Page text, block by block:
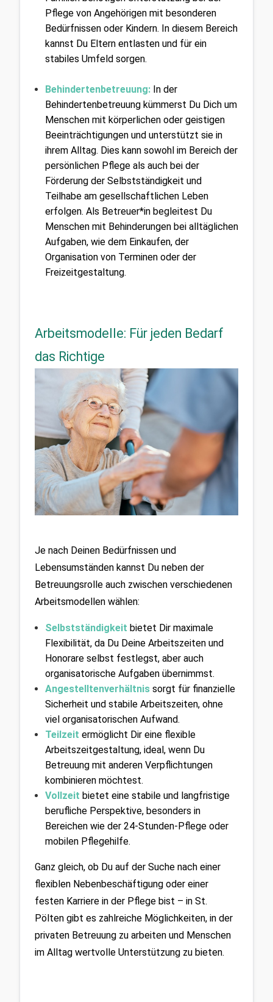
Pflege von Angehörigen mit besonderen
Bedürfnissen oder Kindern. In diesem Bereich
kannst Du Eltern entlasten und für ein
stabiles Umfeld sorgen.
Behindertenbetreuung: In der
Behindertenbetreuung kümmerst Du Dich um
Menschen mit körperlichen oder geistigen
Beeinträchtigungen und unterstützt sie in
ihrem Alltag. Dies kann sowohl im Bereich der
persönlichen Pflege als auch bei der
Förderung der Selbstständigkeit und
Teilhabe am gesellschaftlichen Leben
erfolgen. Als Betreuer*in begleitest Du
Menschen mit Behinderungen bei alltäglichen
Aufgaben, wie dem Einkaufen, der
Organisation von Terminen oder der
Freizeitgestaltung.
Arbeitsmodelle: Für jeden Bedarf
das Richtige
Je nach Deinen Bedürfnissen und
Lebensumständen kannst Du neben der
Betreuungsrolle auch zwischen verschiedenen
Arbeitsmodellen wählen:
Selbstständigkeit bietet Dir maximale
Flexibilität, da Du Deine Arbeitszeiten und
Honorare selbst festlegst, aber auch
organisatorische Aufgaben übernimmst.
Angestelltenverhältnis sorgt für finanzielle
Sicherheit und stabile Arbeitszeiten, ohne
viel organisatorischen Aufwand.
Teilzeit ermöglicht Dir eine flexible
Arbeitszeitgestaltung, ideal, wenn Du
Betreuung mit anderen Verpflichtungen
kombinieren möchtest.
Vollzeit bietet eine stabile und langfristige
berufliche Perspektive, besonders in
Bereichen wie der 24-Stunden-Pflege oder
mobilen Pflegehilfe.
Ganz gleich, ob Du auf der Suche nach einer
flexiblen Nebenbeschäftigung oder einer
festen Karriere in der Pflege bist – in St.
Pölten gibt es zahlreiche Möglichkeiten, in der
privaten Betreuung zu arbeiten und Menschen
im Alltag wertvolle Unterstützung zu bieten.